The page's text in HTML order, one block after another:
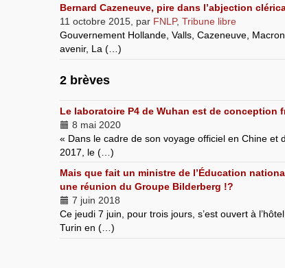
Bernard Cazeneuve, pire dans l’abjection
11 octobre 2015 par FNLP, Tribune libre
Gouvernement Hollande, Valls, Cazeneuve,
avenir, La (…)
2 brèves
Le laboratoire P4 de Wuhan est de conception
8 mai 2020
« Dans le cadre de son voyage officiel en Chine et
2017, le (…)
Mais que fait un ministre de l’Éducation
une réunion du Groupe Bilderberg !?
7 juin 2018
Ce jeudi 7 juin, pour trois jours, s’est ouvert à
Turin en (…)